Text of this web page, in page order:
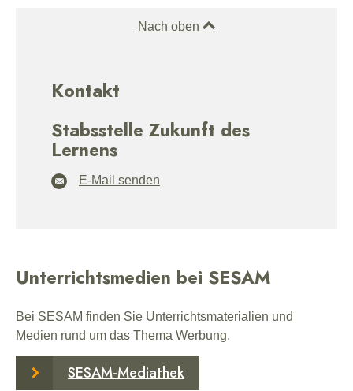
Nach oben
Kontakt
Stabsstelle Zukunft des
Lernens
E-Mail senden
Unterrichtsmedien bei SESAM
Bei SESAM finden Sie Unterrichtsmaterialien und
Medien rund um das Thema Werbung.
SESAM-Mediathek